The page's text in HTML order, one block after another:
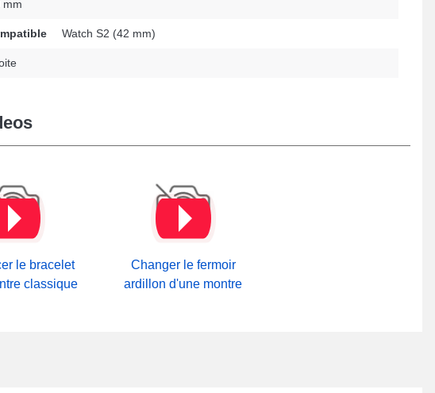
mm
Watch S2 (42 mm)
le bracelet
classique
Changer le fermoir
ardillon d'une montre